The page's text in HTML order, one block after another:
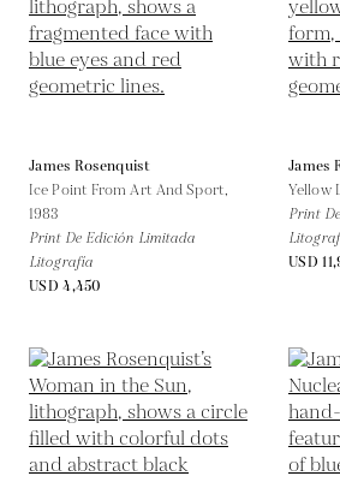
James Rosenquist
Ice Point From Art And Sport,
1983
Print De Edición Limitada
Litografía
USD 4,450
James
Yellow
Print
USD